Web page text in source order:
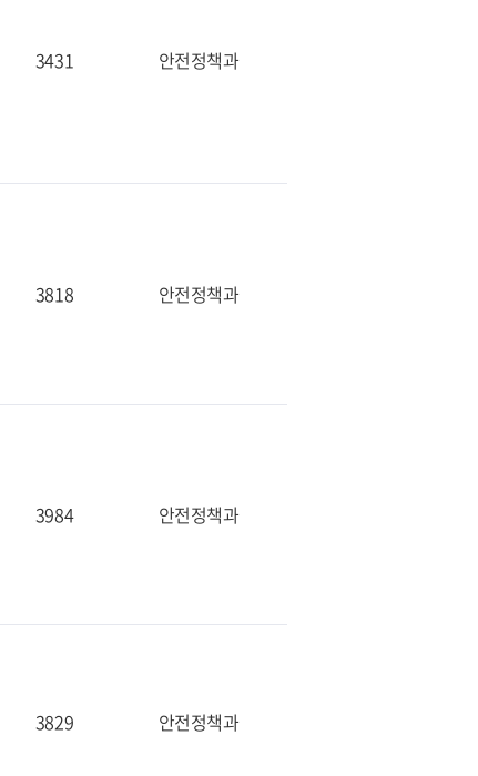
3431 안전정책과
3818 안전정책과
3984 안전정책과
3829 안전정책과